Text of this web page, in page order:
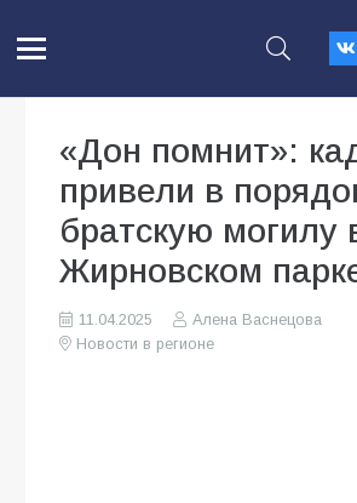
«Дон помнит»:
привели в
братскую могилу
Жирновском
11.04.2025
Алена Васнецова
Новости в регионе